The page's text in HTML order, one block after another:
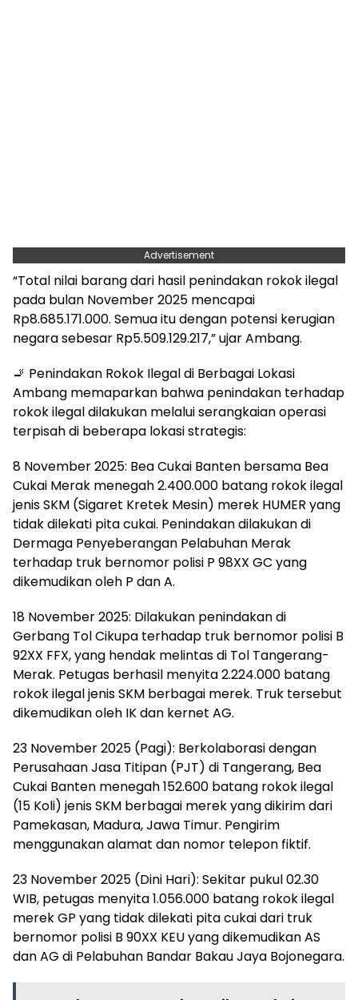
Advertisement
“Total nilai barang dari hasil penindakan rokok ilegal
pada bulan November 2025 mencapai
Rp8.685.171.000. Semua itu dengan potensi kerugian
negara sebesar Rp5.509.129.217,” ujar Ambang.
🚬 Penindakan Rokok Ilegal di Berbagai Lokasi
Ambang memaparkan bahwa penindakan terhadap
rokok ilegal dilakukan melalui serangkaian operasi
terpisah di beberapa lokasi strategis:
8 November 2025: Bea Cukai Banten bersama Bea
Cukai Merak menegah 2.400.000 batang rokok ilegal
jenis SKM (Sigaret Kretek Mesin) merek HUMER yang
tidak dilekati pita cukai. Penindakan dilakukan di
Dermaga Penyeberangan Pelabuhan Merak
terhadap truk bernomor polisi P 98XX GC yang
dikemudikan oleh P dan A.
18 November 2025: Dilakukan penindakan di
Gerbang Tol Cikupa terhadap truk bernomor polisi B
92XX FFX, yang hendak melintas di Tol Tangerang-
Merak. Petugas berhasil menyita 2.224.000 batang
rokok ilegal jenis SKM berbagai merek. Truk tersebut
dikemudikan oleh IK dan kernet AG.
23 November 2025 (Pagi): Berkolaborasi dengan
Perusahaan Jasa Titipan (PJT) di Tangerang, Bea
Cukai Banten menegah 152.600 batang rokok ilegal
(15 Koli) jenis SKM berbagai merek yang dikirim dari
Pamekasan, Madura, Jawa Timur. Pengirim
menggunakan alamat dan nomor telepon fiktif.
23 November 2025 (Dini Hari): Sekitar pukul 02.30
WIB, petugas menyita 1.056.000 batang rokok ilegal
merek GP yang tidak dilekati pita cukai dari truk
bernomor polisi B 90XX KEU yang dikemudikan AS
dan AG di Pelabuhan Bandar Bakau Jaya Bojonegara.